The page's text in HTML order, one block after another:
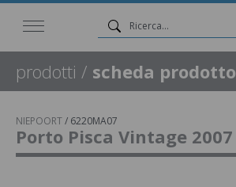
prodotti / scheda prodotto
NIEPOORT/ 6220MA07
Porto Pisca Vintage 2007